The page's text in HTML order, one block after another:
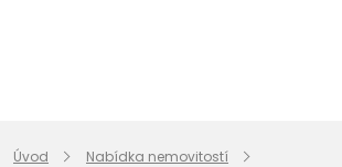
Úvod
Nabídka nemovitostí